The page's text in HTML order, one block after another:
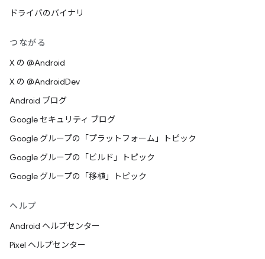
ドライバのバイナリ
つながる
X の @Android
X の @AndroidDev
Android ブログ
Google セキュリティ ブログ
Google グループの「プラットフォーム」トピック
Google グループの「ビルド」トピック
Google グループの「移植」トピック
ヘルプ
Android ヘルプセンター
Pixel ヘルプセンター